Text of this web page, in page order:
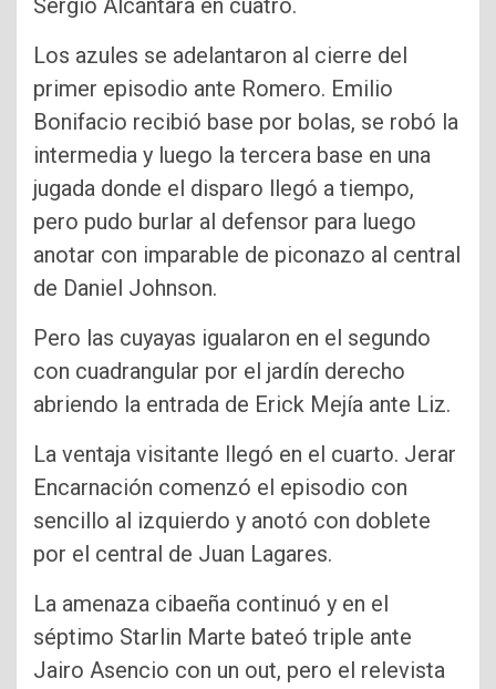
Sergio Alcántara en cuatro.
Los azules se adelantaron al cierre del
primer episodio ante Romero. Emilio
Bonifacio recibió base por bolas, se robó la
intermedia y luego la tercera base en una
jugada donde el disparo llegó a tiempo,
pero pudo burlar al defensor para luego
anotar con imparable de piconazo al central
de Daniel Johnson.
Pero las cuyayas igualaron en el segundo
con cuadrangular por el jardín derecho
abriendo la entrada de Erick Mejía ante Liz.
La ventaja visitante llegó en el cuarto. Jerar
Encarnación comenzó el episodio con
sencillo al izquierdo y anotó con doblete
por el central de Juan Lagares.
La amenaza cibaeña continuó y en el
séptimo Starlin Marte bateó triple ante
Jairo Asencio con un out, pero el relevista